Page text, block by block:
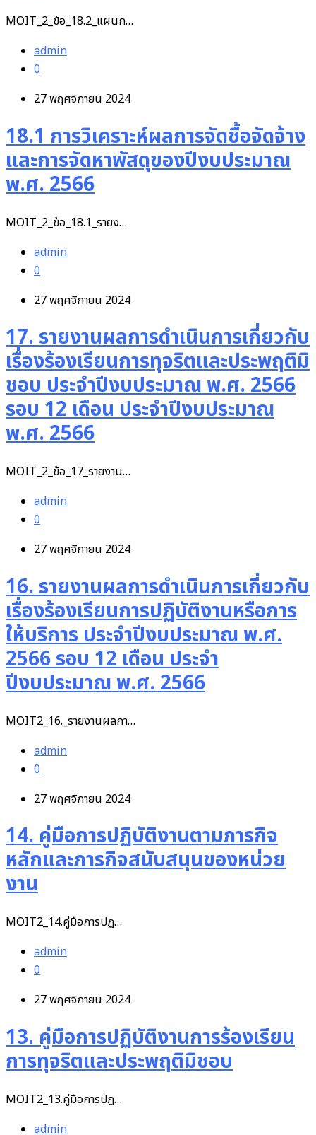
MOIT_2_ข้อ_18.2_แผนก…
admin
0
27 พฤศจิกายน 2024
18.1 การวิเคราะห์ผลการจัดซื้อจัดจ้าง
และการจัดหาพัสดุของปีงบประมาณ
พ.ศ. 2566
MOIT_2_ข้อ_18.1_รายง…
admin
0
27 พฤศจิกายน 2024
17. รายงานผลการดำเนินการเกี่ยวกับ
เรื่องร้องเรียนการทุจริตและประพฤติมิ
ชอบ ประจำปีงบประมาณ พ.ศ. 2566
รอบ 12 เดือน ประจำปีงบประมาณ
พ.ศ. 2566
MOIT_2_ข้อ_17_รายงาน…
admin
0
27 พฤศจิกายน 2024
16. รายงานผลการดำเนินการเกี่ยวกับ
เรื่องร้องเรียนการปฏิบัติงานหรือการ
ให้บริการ ประจำปีงบประมาณ พ.ศ.
2566 รอบ 12 เดือน ประจำ
ปีงบประมาณ พ.ศ. 2566
MOIT2_16._รายงานผลกา…
admin
0
27 พฤศจิกายน 2024
14. คู่มือการปฏิบัติงานตามภารกิจ
หลักและภารกิจสนับสนุนของหน่วย
งาน
MOIT2_14.คู่มือการปฏ…
admin
0
27 พฤศจิกายน 2024
13. คู่มือการปฏิบัติงานการร้องเรียน
การทุจริตและประพฤติมิชอบ
MOIT2_13.คู่มือการปฏ…
admin